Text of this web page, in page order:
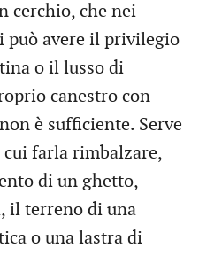
cerchio, che nei
avere il privilegio
o il lusso di
canestro con
è sufficiente. Serve
cui farla rimbalzare,
di un ghetto,
il terreno di una
o una lastra di